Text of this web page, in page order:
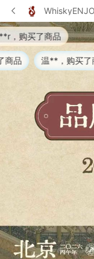
围观
顾**，购买了商品
王**慧，购